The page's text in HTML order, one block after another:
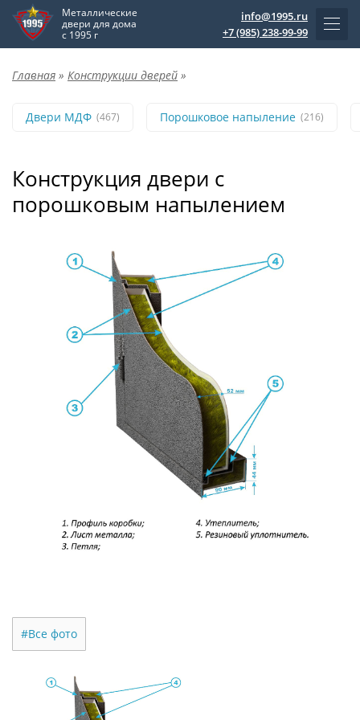
Металлические
двери для дома
с 1995 г
info@1995.ru
+7 (985) 238-99-99
Главная » Конструкции дверей »
Двери МДФ (467) Порошковое напыление (216)
Конструкция двери с
порошковым напылением
#Все фото